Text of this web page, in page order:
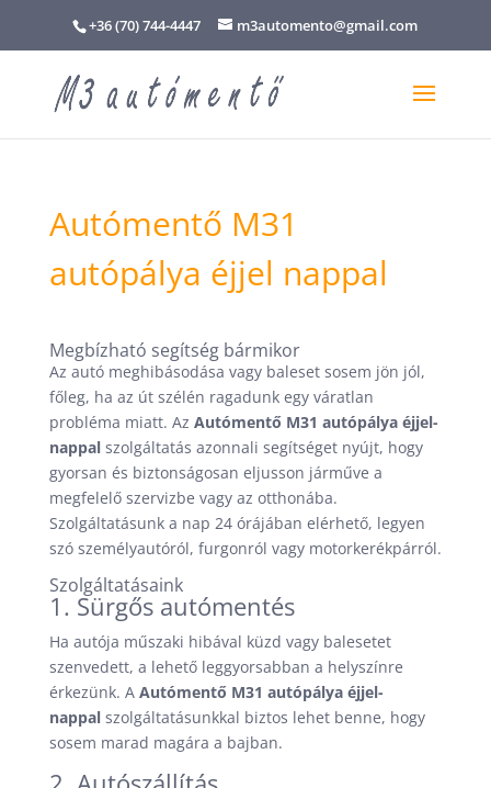
+36 (70) 744-4447 m3automento@gmail.com
Autómentő M31
autópálya éjjel nappal
Megbízható segítség bármikor
Az autó meghibásodása vagy baleset sosem jön jól,
főleg, ha az út szélén ragadunk egy váratlan
probléma miatt. Az Autómentő M31 autópálya éjjel-
nappalszolgáltatás azonnali segítséget nyújt, hogy
gyorsan és biztonságosan eljusson járműve a
megfelelő szervizbe vagy az otthonába.
Szolgáltatásunk a nap 24 órájában elérhető, legyen
szó személyautóról, furgonról vagy motorkerékpárról.
Szolgáltatásaink
1. Sürgős autómentés
Ha autója műszaki hibával küzd vagy balesetet
szenvedett, a lehető leggyorsabban a helyszínre
érkezünk. A Autómentő M31 autópálya éjjel-
nappalszolgáltatásunkkal biztos lehet benne, hogy
sosem marad magára a bajban.